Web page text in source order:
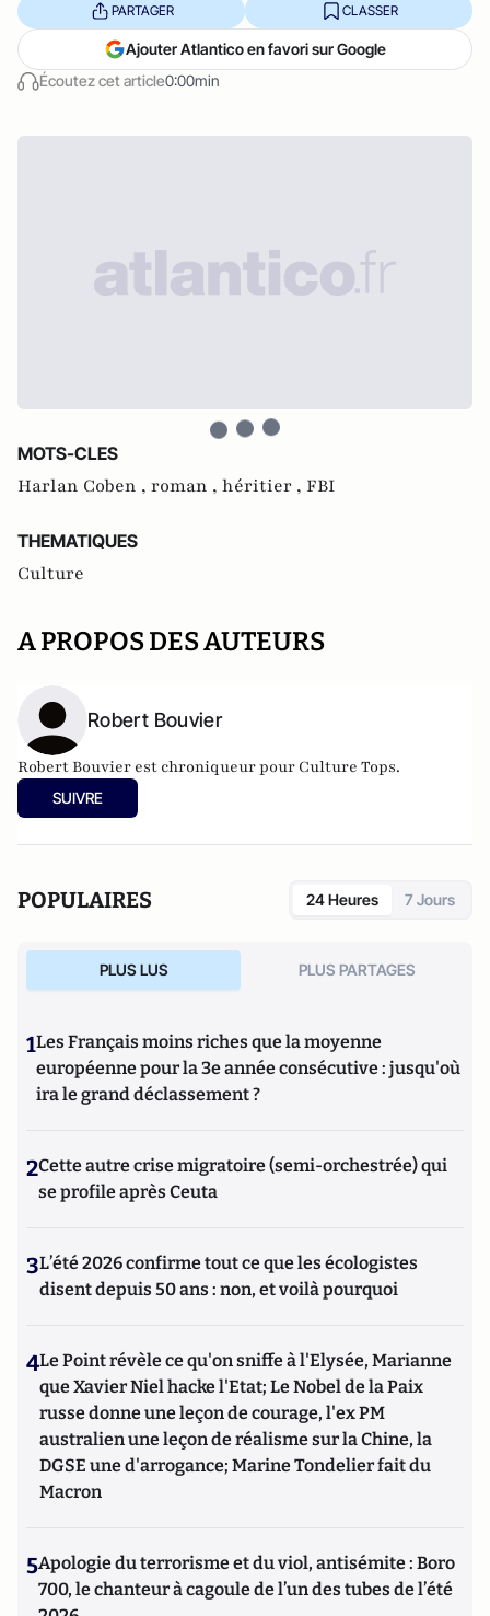
Écoutez cet article0:00min
PARTAGER CLASSER
Ajouter Atlantico en favori sur Google
MOTS-CLES
Harlan Coben , roman , héritier , FBI
THEMATIQUES
Culture
A PROPOS DES AUTEURS
Robert Bouvier
Robert Bouvier est chroniqueur pour Culture Tops.
SUIVRE
POPULAIRES 24 Heures 7 Jours
PLUS LUS PLUS PARTAGES
1Les Français moins riches que la moyenne
européenne pour la 3e année consécutive : jusqu'où
ira le grand déclassement ?
2Cette autre crise migratoire (semi-orchestrée) qui
se profile après Ceuta
3L’été 2026 confirme tout ce que les écologistes
disent depuis 50 ans : non, et voilà pourquoi
4Le Point révèle ce qu'on sniffe à l'Elysée, Marianne
que Xavier Niel hacke l'Etat; Le Nobel de la Paix
russe donne une leçon de courage, l'ex PM
australien une leçon de réalisme sur la Chine, la
DGSE une d'arrogance; Marine Tondelier fait du
Macron
5Apologie du terrorisme et du viol, antisémite : Boro
700, le chanteur à cagoule de l’un des tubes de l’été